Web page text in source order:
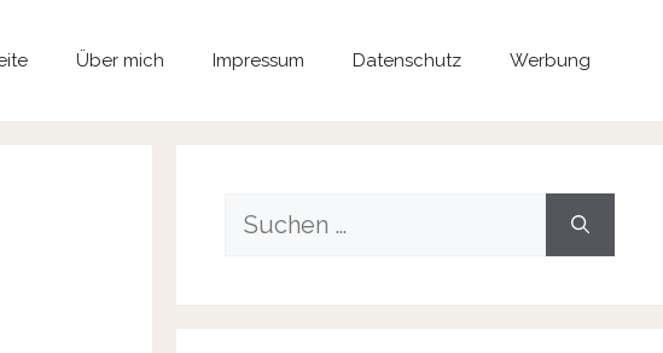
Über mich Impressum Datenschutz Werbung
Suche